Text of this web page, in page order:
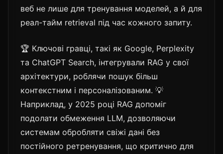
веб не лише для тренування моделей, а й для
реал-тайм retrieval під час кожного запиту.
🏆 Ключові гравці, такі як Google, Perplexity
та ChatGPT Search, інтегрували RAG у свої
архітектури, роблячи пошук більш
контекстним і персоналізованим. 💡
Наприклад, у 2025 році RAG допоміг
подолати обмеження LLM, дозволяючи
системам обробляти свіжі дані без
постійного ретренування, що критично для